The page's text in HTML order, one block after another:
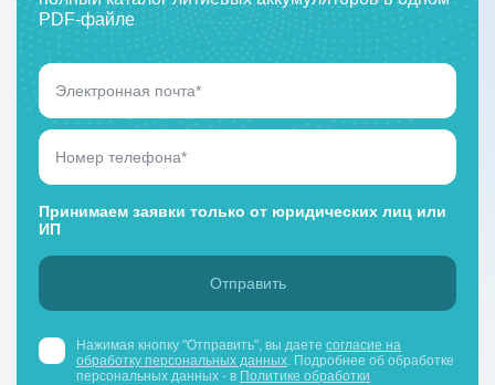
PDF-файле
Принимаем заявки только от юридических лиц или
ИП
Нажимая кнопку "Отправить", вы даете согласие на
обработку персональных данных . Подробнее об обработке
персональных данных - в Политике обработки